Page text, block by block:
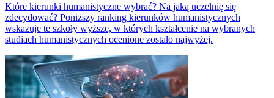
Które kierunki humanistyczne wybrać? Na jaką uczelnię się
zdecydować? Poniższy ranking kierunków humanistycznych
wskazuje te szkoły wyższe, w których kształcenie na wybranych
studiach humanistycznych ocenione zostało najwyżej.